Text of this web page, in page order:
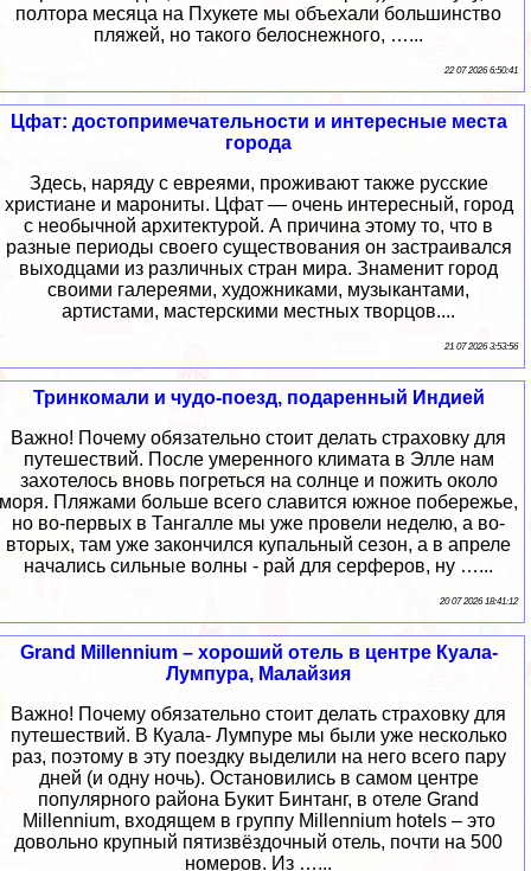
полтора месяца на Пхукете мы объехали большинство
пляжей, но такого белоснежного, …...
22 07 2026 6:50:41
Цфат: достопримечательности и интересные места
города
Здесь, наряду с евреями, проживают также русские
христиане и марониты. Цфат — очень интересный, город
с необычной архитектурой. А причина этому то, что в
разные периоды своего существования он застраивался
выходцами из различных стран мира. Знаменит город
своими галереями, художниками, музыкантами,
артистами, мастерскими местных творцов....
21 07 2026 3:53:56
Тринкомали и чудо-поезд, подаренный Индией
Важно! Почему обязательно стоит делать страховку для
путешествий. После умеренного климата в Элле нам
захотелось вновь погреться на солнце и пожить около
моря. Пляжами больше всего славится южное побережье,
но во-первых в Тангалле мы уже провели неделю, а во-
вторых, там уже закончился купальный сезон, а в апреле
начались сильные волны - рай для серферов, ну …...
20 07 2026 18:41:12
Grand Millennium – хороший отель в центре Куала-
Лумпура, Малайзия
Важно! Почему обязательно стоит делать страховку для
путешествий. В Куала- Лумпуре мы были уже несколько
раз, поэтому в эту поездку выделили на него всего пару
дней (и одну ночь). Остановились в самом центре
популярного района Букит Бинтанг, в отеле Grand
Millennium, входящем в группу Millennium hotels – это
довольно крупный пятизвёздочный отель, почти на 500
номеров. Из …...